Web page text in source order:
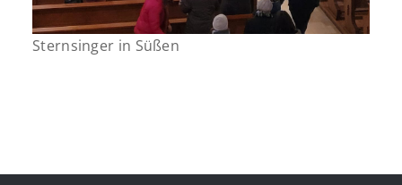
Sternsinger in Süßen